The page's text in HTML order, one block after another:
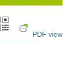
PDF view